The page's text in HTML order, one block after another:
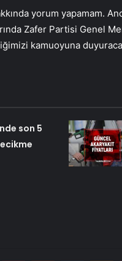
yorum yapamam.
Zafer Partisi Genel
kamuoyuna
son 5